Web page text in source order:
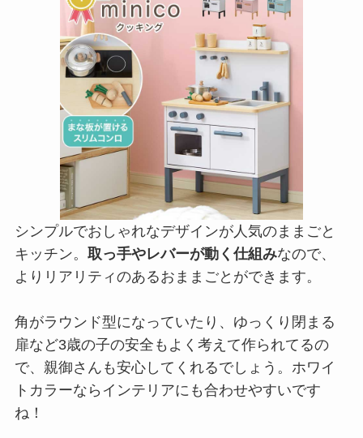
シンプルでおしゃれなデザインが人気のままごと
キッチン。 取っ手やレバーが動く仕組みなので、
よりリアリティのあるおままごとができます。
角がラウンド型になっていたり、ゆっくり閉まる
扉など3歳の子の安全もよく考えて作られてるの
で、親御さんも安心してくれるでしょう。ホワイ
トカラーならインテリアにも合わせやすいです
ね！